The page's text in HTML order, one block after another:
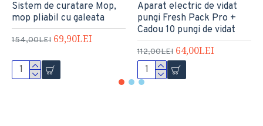
Sistem de curatare Mop,
mop pliabil cu galeata
154,00LEI 69,90LEI
Aparat electric de vidat
pungi Fresh Pack Pro +
Cadou 10 pungi de vidat
112,00LEI 64,00LEI